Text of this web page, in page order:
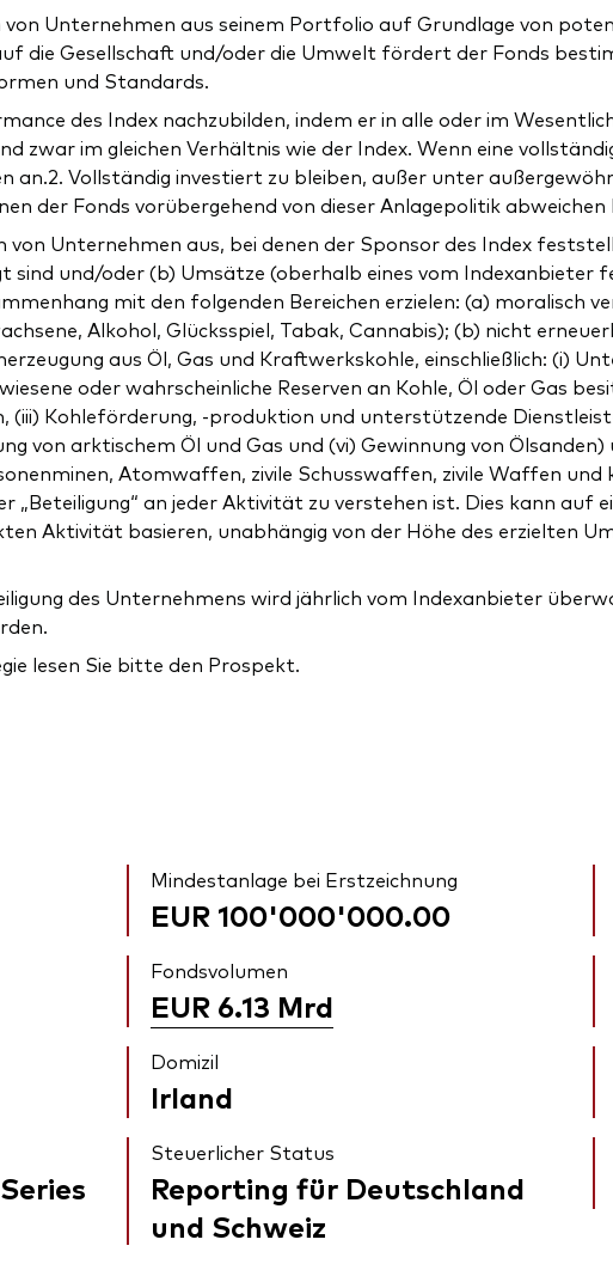
von Unternehmen aus seinem Portfolio auf Grundlage von
die Gesellschaft und/oder die Umwelt fördert der Fonds
und Standards.
des Index nachzubilden, indem er in alle oder im
zwar im gleichen Verhältnis wie der Index. Wenn eine
an.2. Vollständig investiert zu bleiben, außer unter
der Fonds vorübergehend von dieser Anlagepolitik
von Unternehmen aus, bei denen der Sponsor des Index
und/oder (b) Umsätze (oberhalb eines vom Indexanbieter
mit den folgenden Bereichen erzielen: (a) moralisch
Alkohol, Glücksspiel, Tabak, Cannabis); (b) nicht
aus Öl, Gas und Kraftwerkskohle, einschließlich: (i)
oder wahrscheinliche Reserven an Kohle, Öl oder Gas
Kohleförderung, -produktion und unterstützende
von arktischem Öl und Gas und (vi) Gewinnung von
Atomwaffen, zivile Schusswaffen, zivile Waffen
„Beteiligung“ an jeder Aktivität zu verstehen ist. Dies kann auf
Aktivität basieren, unabhängig von der Höhe des erzielten
des Unternehmens wird jährlich vom Indexanbieter
lesen Sie bitte den Prospekt.
Mindestanlage bei Erstzeichnung
EUR 100'000'000.00
Fondsvolumen
EUR 6.13 Mrd
Domizil
Irland
Steuerlicher Status
Reporting für Deutschland
und Schweiz